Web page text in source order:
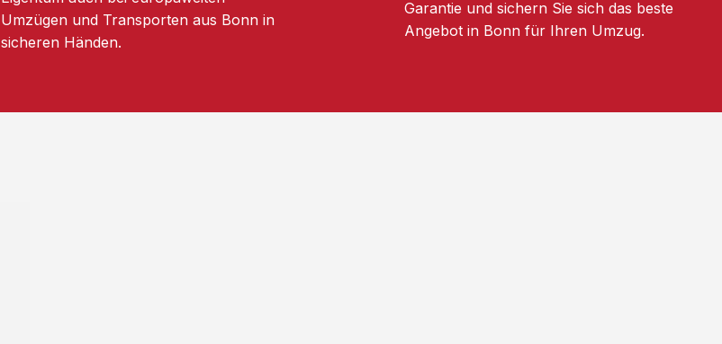
Umzügen und Transporten aus Bonn in
sicheren Händen.
Garantie und sichern Sie sich das beste
Angebot in Bonn für Ihren Umzug.